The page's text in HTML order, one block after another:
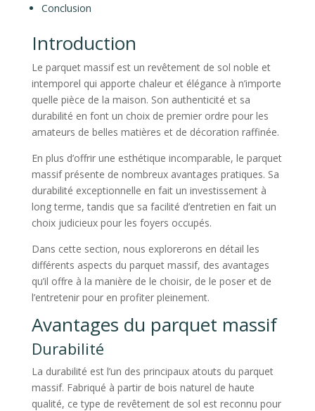
Conclusion
Introduction
Le parquet massif est un revêtement de sol noble et
intemporel qui apporte chaleur et élégance à n’importe
quelle pièce de la maison. Son authenticité et sa
durabilité en font un choix de premier ordre pour les
amateurs de belles matières et de décoration raffinée.
En plus d’offrir une esthétique incomparable, le parquet
massif présente de nombreux avantages pratiques. Sa
durabilité exceptionnelle en fait un investissement à
long terme, tandis que sa facilité d’entretien en fait un
choix judicieux pour les foyers occupés.
Dans cette section, nous explorerons en détail les
différents aspects du parquet massif, des avantages
qu’il offre à la manière de le choisir, de le poser et de
l’entretenir pour en profiter pleinement.
Avantages du parquet massif
Durabilité
La durabilité est l’un des principaux atouts du parquet
massif. Fabriqué à partir de bois naturel de haute
qualité, ce type de revêtement de sol est reconnu pour